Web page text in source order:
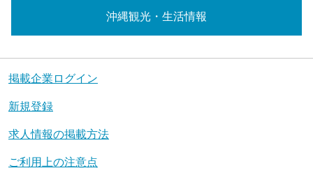
沖縄観光・生活情報
掲載企業ログイン
新規登録
求人情報の掲載方法
ご利用上の注意点